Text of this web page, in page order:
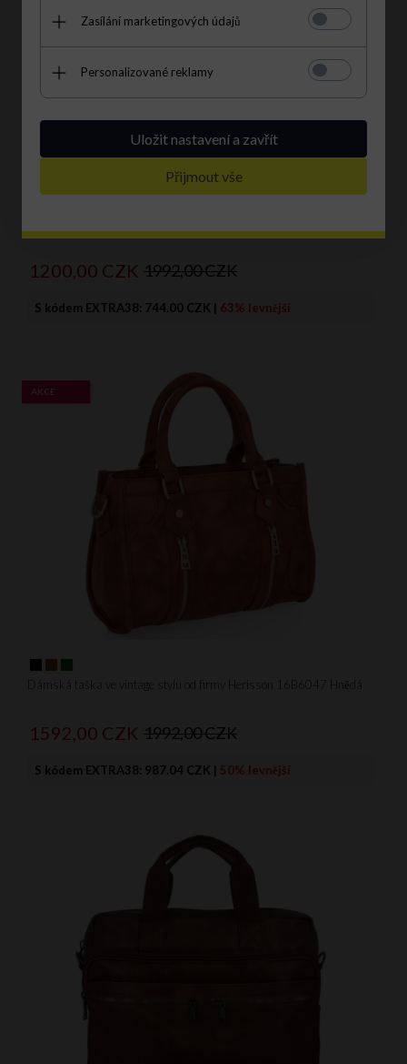
1200,00 CZK 1992,00 CZK
S kódem EXTRA38: 744.00 CZK | 63% levnější
Dámská taška ve vintage stylu od firmy Herisson 16B6047 Hnědá
AKCE
1592,00 CZK 1992,00 CZK
S kódem EXTRA38: 987.04 CZK | 50% levnější
Zasílání marketingových údajů
Personalizované reklamy
Uložit nastavení a zavřít
Přijmout vše